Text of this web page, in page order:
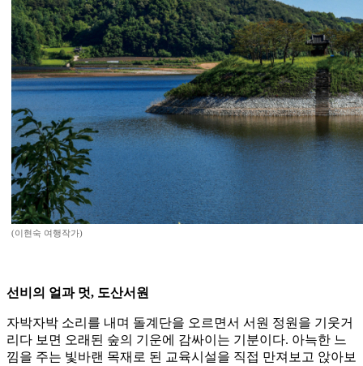
(이현숙 여행작가)
선비의 얼과 멋, 도산서원
자박자박 소리를 내며 돌계단을 오르면서 서원 정원을 기웃거
리다 보면 오래된 숲의 기운에 감싸이는 기분이다. 아늑한 느
낌을 주는 빛바랜 목재로 된 교육시설을 직접 만져보고 앉아보